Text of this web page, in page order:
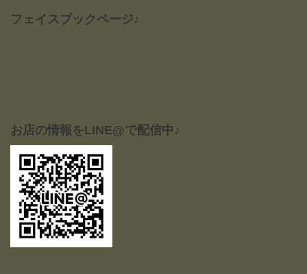
フェイスブックページ♪
お店の情報をLINE@で配信中♪